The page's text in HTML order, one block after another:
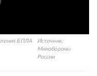
БПЛА
Источник:
Минобороны
России